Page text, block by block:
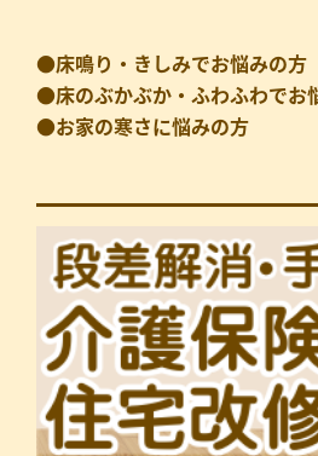
●床鳴り・きしみでお悩みの方
●床のぶかぶか・ふわふわでお
●お家の寒さに悩みの方